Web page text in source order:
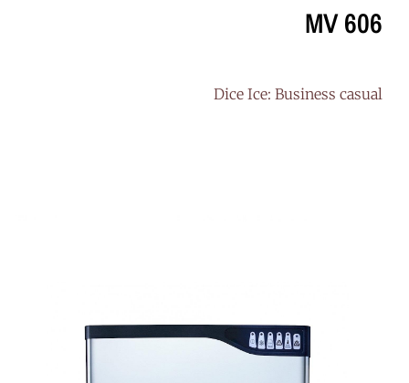
MV 606
Dice Ice: Business casual